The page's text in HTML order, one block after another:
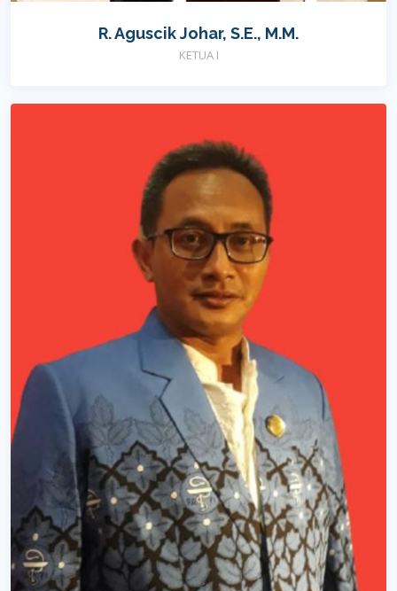
R. Aguscik Johar, S.E., M.M.
KETUA I